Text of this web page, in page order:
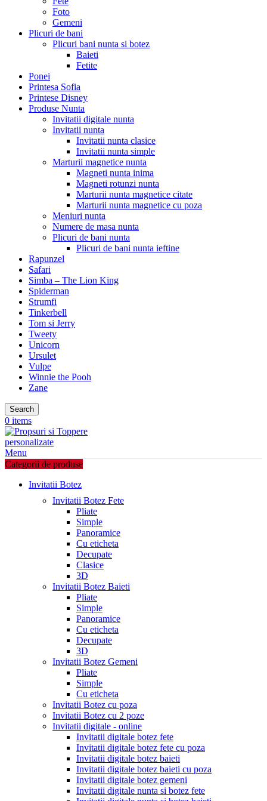
Foto
Gemeni
Plicuri de bani
Plicuri bani nunta si botez
Baieti
Fetite
Ponei
Printesa Sofia
Printese Disney
Produse Nunta
Invitatii digitale nunta
Invitatii nunta
Invitatii nunta clasice
Invitatii nunta simple
Marturii magnetice nunta
Magneti nunta inima
Magneti rotunzi nunta
Marturii nunta magnetice citate
Marturii nunta magnetice cu poza
Meniuri nunta
Numere de masa nunta
Plicuri de bani nunta
Plicuri de bani nunta ieftine
Rapunzel
Safari
Simba – The Lion King
Spiderman
Strumfi
Tinkerbell
Tom si Jerry
Tweety
Unicorn
Ursulet
Vulpe
Winnie the Pooh
Zane
Search
0 items
Menu
Categorii de produse
Invitatii Botez
Invitatii Botez Fete
Pliate
Simple
Panoramice
Cu eticheta
Decupate
Clasice
3D
Invitatii Botez Baieti
Pliate
Simple
Panoramice
Cu eticheta
Decupate
3D
Invitatii Botez Gemeni
Pliate
Simple
Cu eticheta
Invitatii Botez cu poza
Invitatii Botez cu 2 poze
Invitatii digitale - online
Invitatii digitale botez fete
Invitatii digitale botez fete cu poza
Invitatii digitale botez baieti
Invitatii digitale botez baieti cu poza
Invitatii digitale botez gemeni
Invitatii digitale nunta si botez fete